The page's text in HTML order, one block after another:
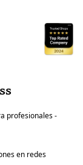
profesionales -
en redes